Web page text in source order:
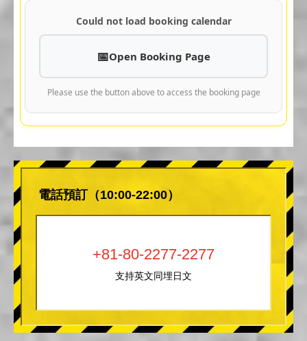
Could not load booking calendar
Open Booking Page
Please use the button above to access the booking page
電話預訂（10:00-22:00）
+81-80-2277-2277
支持英文同埋日文